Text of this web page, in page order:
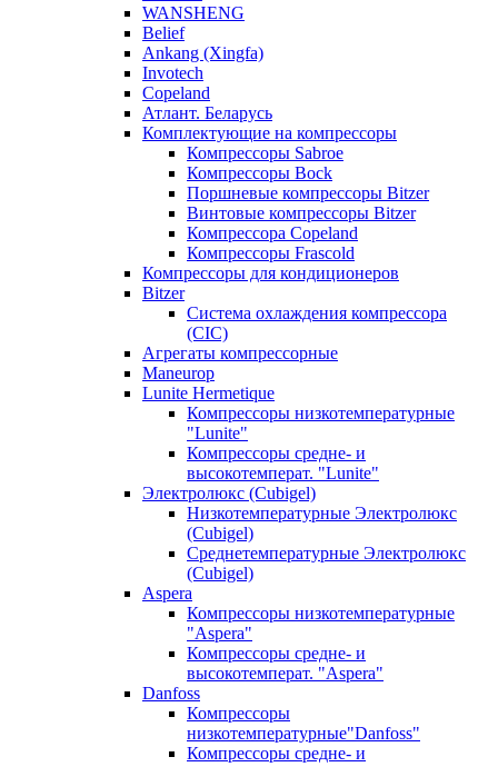
WANSHENG
Belief
Ankang (Xingfa)
Invotech
Copeland
Атлант. Беларусь
Комплектующие на компрессоры
Компрессоры Sabroe
Компрессоры Bock
Поршневые компрессоры Bitzer
Винтовые компрессоры Bitzer
Компрессора Copeland
Компрессоры Frascold
Компрессоры для кондиционеров
Bitzer
Система охлаждения компрессора
(CIC)
Агрегаты компрессорные
Maneurop
Lunite Hermetique
Компрессоры низкотемпературные
"Lunite"
Компрессоры средне- и
высокотемперат. "Lunite"
Электролюкс (Cubigel)
Низкотемпературные Электролюкс
(Cubigel)
Среднетемпературные Электролюкс
(Cubigel)
Aspera
Компрессоры низкотемпературные
"Aspera"
Компрессоры средне- и
высокотемперат. "Aspera"
Danfoss
Компрессоры
низкотемпературные"Danfoss"
Компрессоры средне- и